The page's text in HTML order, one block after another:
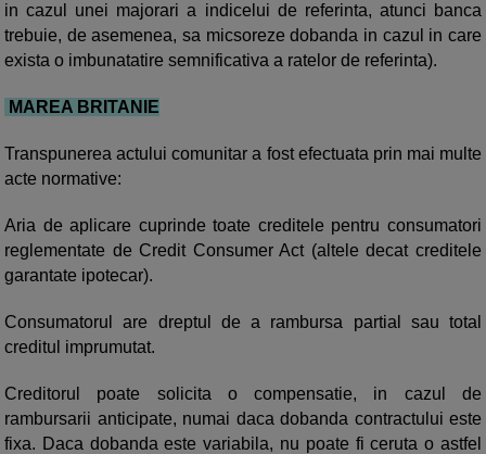
in cazul unei majorari a indicelui de referinta, atunci banca
trebuie, de asemenea, sa micsoreze dobanda in cazul in care
exista o imbunatatire semnificativa a ratelor de referinta).
MAREA BRITANIE
Transpunerea actului comunitar a fost efectuata prin mai multe
acte normative:
Aria de aplicare cuprinde toate creditele pentru consumatori
reglementate de Credit Consumer Act (altele decat creditele
garantate ipotecar).
Consumatorul are dreptul de a rambursa partial sau total
creditul imprumutat.
Creditorul poate solicita o compensatie, in cazul de
rambursarii anticipate, numai daca dobanda contractului este
fixa. Daca dobanda este variabila, nu poate fi ceruta o astfel